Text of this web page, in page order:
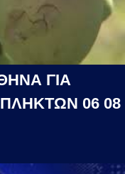
ΓΙΑ
06 08